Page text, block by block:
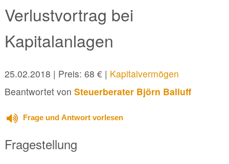
Verlustvortrag bei
Kapitalanlagen
25.02.2018 | Preis: 68 € | Kapitalvermögen
Beantwortet von Steuerberater Björn Balluff
Frage und Antwort vorlesen
Fragestellung